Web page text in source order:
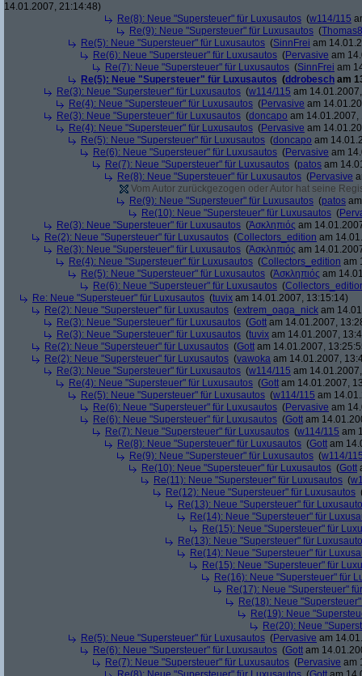
14.01.2007, 21:14:48)
Re(8): Neue "Supersteuer" für Luxusautos (w114/115
Re(9): Neue "Supersteuer" für Luxusautos (
Re(5): Neue "Supersteuer" für Luxusautos (SinnFrei am
Re(6): Neue "Supersteuer" für Luxusautos (Pervasive am
Re(7): Neue "Supersteuer" für Luxusautos (SinnFrei am
Re(5): Neue "Supersteuer" für Luxusautos (ddrobesch am
Re(3): Neue "Supersteuer" für Luxusautos (w114/115 am
Re(4): Neue "Supersteuer" für Luxusautos (Pervasive am
Re(3): Neue "Supersteuer" für Luxusautos (doncapo am 14.01.2007,
Re(4): Neue "Supersteuer" für Luxusautos (Pervasive am
Re(5): Neue "Supersteuer" für Luxusautos (doncapo am
Re(6): Neue "Supersteuer" für Luxusautos (Pervasive am
Re(7): Neue "Supersteuer" für Luxusautos (patos am
Re(8): Neue "Supersteuer" für Luxusautos (Pervasive
Vom Autor zurückgezogen oder Autor hat seine
Re(9): Neue "Supersteuer" für Luxusautos (patos
Re(10): Neue "Supersteuer" für Luxusautos (
Re(3): Neue "Supersteuer" für Luxusautos (Ἀσκληπιός am
Re(2): Neue "Supersteuer" für Luxusautos (Collectors_edition am
Re(3): Neue "Supersteuer" für Luxusautos (Ἀσκληπιός am
Re(4): Neue "Supersteuer" für Luxusautos (Collectors_edition am
Re(5): Neue "Supersteuer" für Luxusautos (Ἀσκληπιός am
Re(6): Neue "Supersteuer" für Luxusautos (
Re: Neue "Supersteuer" für Luxusautos (tuvix am 14.01.2007, 13:15:14)
Re(2): Neue "Supersteuer" für Luxusautos (extrem_oaga_nick am
Re(3): Neue "Supersteuer" für Luxusautos (Gott am 14.01.2007,
Re(3): Neue "Supersteuer" für Luxusautos (tuvix am 14.01.2007,
Re(2): Neue "Supersteuer" für Luxusautos (Gott am 14.01.2007,
Re(2): Neue "Supersteuer" für Luxusautos (vawoka am 14.01.2007,
Re(3): Neue "Supersteuer" für Luxusautos (w114/115 am
Re(4): Neue "Supersteuer" für Luxusautos (Gott am 14.01.2007,
Re(5): Neue "Supersteuer" für Luxusautos (w114/115 am
Re(6): Neue "Supersteuer" für Luxusautos (Pervasive am
Re(6): Neue "Supersteuer" für Luxusautos (Gott am
Re(7): Neue "Supersteuer" für Luxusautos (w114/115 am
Re(8): Neue "Supersteuer" für Luxusautos (Gott am
Re(9): Neue "Supersteuer" für Luxusautos (w114/
Re(10): Neue "Supersteuer" für Luxusautos (Gott
Re(11): Neue "Supersteuer" für Luxusautos (
Re(12): Neue "Supersteuer" für Luxusautos
Re(13): Neue "Supersteuer" für
Re(14): Neue "Supersteuer" für
Re(15): Neue "Supersteuer" für
Re(13): Neue "Supersteuer" für
Re(14): Neue "Supersteuer" für
Re(15): Neue "Supersteuer" für
Re(16): Neue "Supersteuer" für
Re(17): Neue "Supersteuer"
Re(18): Neue
Re(19): Neue
Re(20): Neue
Re(5): Neue "Supersteuer" für Luxusautos (Pervasive am
Re(6): Neue "Supersteuer" für Luxusautos (Gott am
Re(7): Neue "Supersteuer" für Luxusautos (Pervasive am